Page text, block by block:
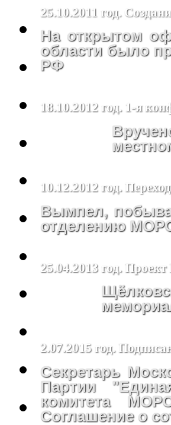
25.10.2011 год.
На открытом
области было
РФ
18.10.2012 год. 1-я
10.12.2012 год.
Вымпел,
отделению
25.04.2013 год.
2.07.2015 год.
Секретарь
Партии
комитета
Соглашение о